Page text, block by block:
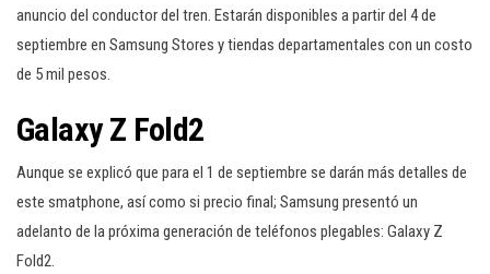
anuncio del conductor del tren. Estarán disponibles a partir del 4 de
septiembre en Samsung Stores y tiendas departamentales con un costo
de 5 mil pesos.
Galaxy Z Fold2
Aunque se explicó que para el 1 de septiembre se darán más detalles de
este smatphone, así como si precio final; Samsung presentó un
adelanto de la próxima generación de teléfonos plegables: Galaxy Z
Fold2.